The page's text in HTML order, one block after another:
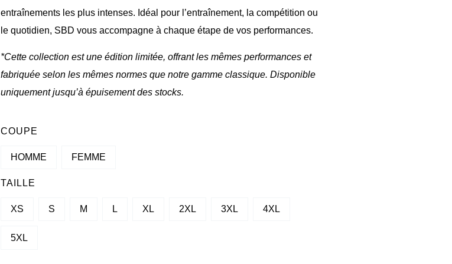
entraînements les plus intenses. Idéal pour l’entraînement, la compétition ou
le quotidien, SBD vous accompagne à chaque étape de vos performances.
*Cette collection est une édition limitée, offrant les mêmes performances et
fabriquée selon les mêmes normes que notre gamme classique. Disponible
uniquement jusqu’à épuisement des stocks.
COUPE
HOMME FEMME
TAILLE
XS S M L XL 2XL 3XL 4XL
5XL
QUANTITÉ
SHIRT